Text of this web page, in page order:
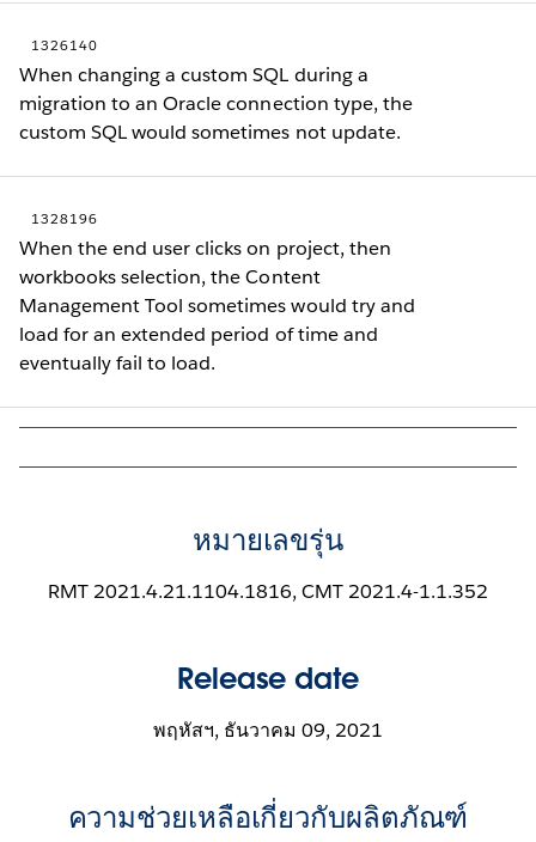
1326140
When changing a custom SQL during a
migration to an Oracle connection type, the
custom SQL would sometimes not update.
1328196
When the end user clicks on project, then
workbooks selection, the Content
Management Tool sometimes would try and
load for an extended period of time and
eventually fail to load.
หมายเลขรุ่น
RMT 2021.4.21.1104.1816, CMT 2021.4-1.1.352
Release date
พฤหัสฯ, ธันวาคม 09, 2021
ความช่วยเหลือเกี่ยวกับผลิตภัณฑ์